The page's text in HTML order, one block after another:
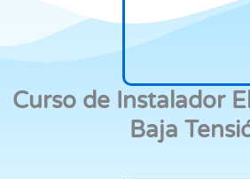
Curso de Instalador
Baja